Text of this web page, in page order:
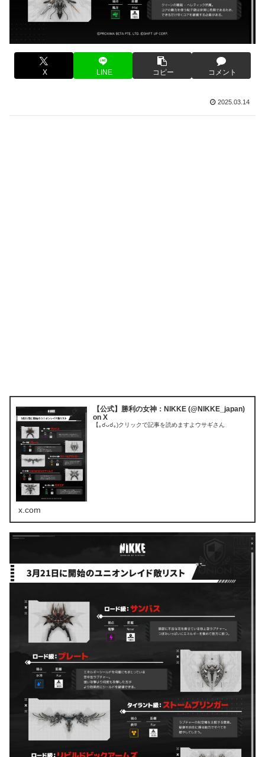
X LINE コピー コメント
2025.03.14
【公式】勝利の女神：NIKKE (@NIKKE_japan)
on X
【｡☌ᴗ☌｡)クリックで記事を読めますよウサギさん
x.com